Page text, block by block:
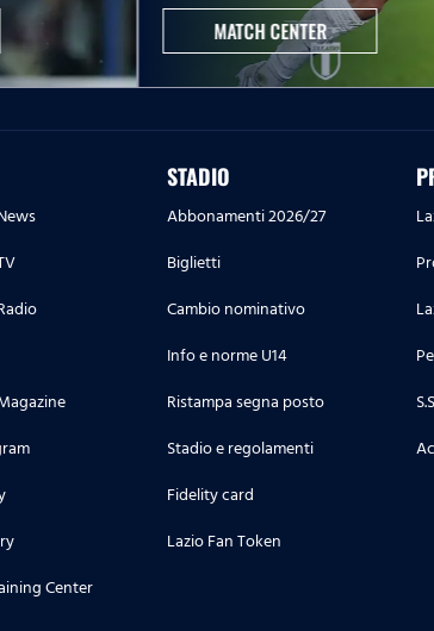
MATCH CENTER
Center
STADIO
Abbonamenti 2026/27
Biglietti
Cambio nominativo
Info e norme U14
Ristampa segna posto
Stadio e regolamenti
Fidelity card
Lazio Fan Token